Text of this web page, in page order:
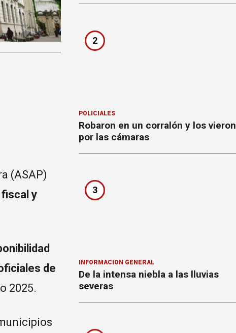
(ASAP)
y
de
2025.
2
POLICIALES
Robaron en un corralón y los vieron
por las cámaras
3
INFORMACION GENERAL
De la intensa niebla a las lluvias
severas